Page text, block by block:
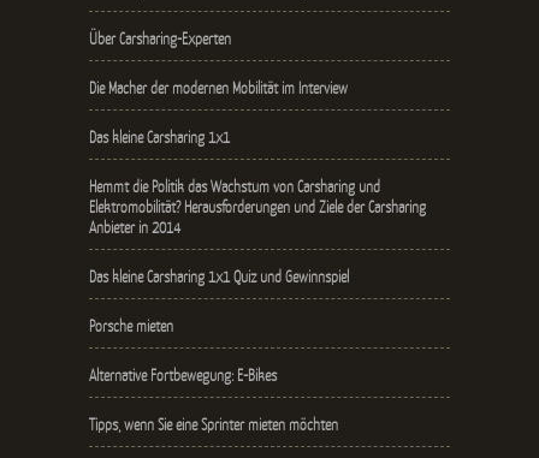
Über Carsharing-Experten
Die Macher der modernen Mobilität im Interview
Das kleine Carsharing 1x1
Hemmt die Politik das Wachstum von Carsharing und
Elektromobilität? Herausforderungen und Ziele der Carsharing
Anbieter in 2014
Das kleine Carsharing 1x1 Quiz und Gewinnspiel
Porsche mieten
Alternative Fortbewegung: E-Bikes
Tipps, wenn Sie eine Sprinter mieten möchten